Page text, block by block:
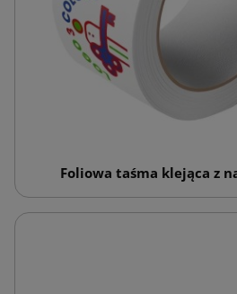
Foliowa taśma klejąca z